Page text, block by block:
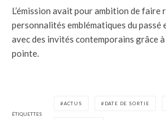
L’émission avait pour ambition de faire
personnalités emblématiques du
avec des invités contemporains grâce
pointe.
ÉTIQUETTES
ACTUS DATE DE SORTIE